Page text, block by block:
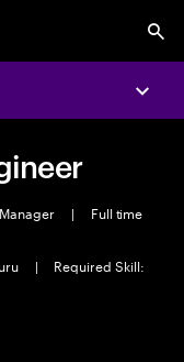
|
Full time
|
Required Skill: